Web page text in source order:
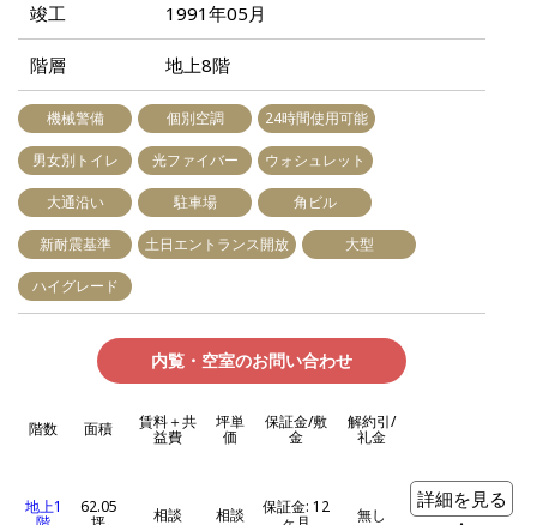
竣工 1991年05月
階層 地上8階
機械警備 個別空調 24時間使用可能
男女別トイレ 光ファイバー ウォシュレット
大通沿い 駐車場 角ビル
新耐震基準 土日エントランス開放 大型
ハイグレード
内覧・空室のお問い合わせ
階数 面積 賃料＋共
益費
坪単
価
保証金/敷
金
解約引/
礼金
地上1 62.05 相談 相談 保証金: 12 無し
詳細を見る